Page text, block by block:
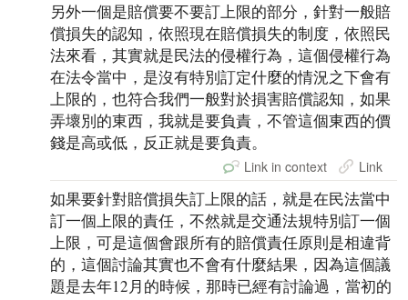
另外一個是賠償要不要訂上限的部分，針對一般賠
償損失的認知，依照現在賠償損失的制度，依照民
法來看，其實就是民法的侵權行為，這個侵權行為
在法令當中，是沒有特別訂定什麼的情況之下會有
上限的，也符合我們一般對於損害賠償認知，如果
弄壞別的東西，我就是要負責，不管這個東西的價
錢是高或低，反正就是要負責。
Link in context Link
如果要針對賠償損失訂上限的話，就是在民法當中
訂一個上限的責任，不然就是交通法規特別訂一個
上限，可是這個會跟所有的賠償責任原則是相違背
的，這個討論其實也不會有什麼結果，因為這個議
題是去年12月的時候，那時已經有討論過，當初的